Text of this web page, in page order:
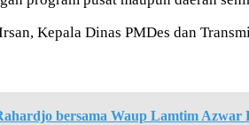
Kepala Dinas PMDes dan
bersama Waup Lamtim Azwar